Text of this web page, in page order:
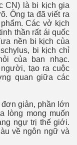
CN) là bi kịch gia
Ông ta đã viết ra
Các vở kịch
thần rất ái quốc
nền bi kịch của
bi kịch chỉ
của ban nhạc.
tạo ra cuộc
quan giữa các
giản, phần lớn
lòng mong muốn
ngự trị thế giới.
về ngôn ngữ và